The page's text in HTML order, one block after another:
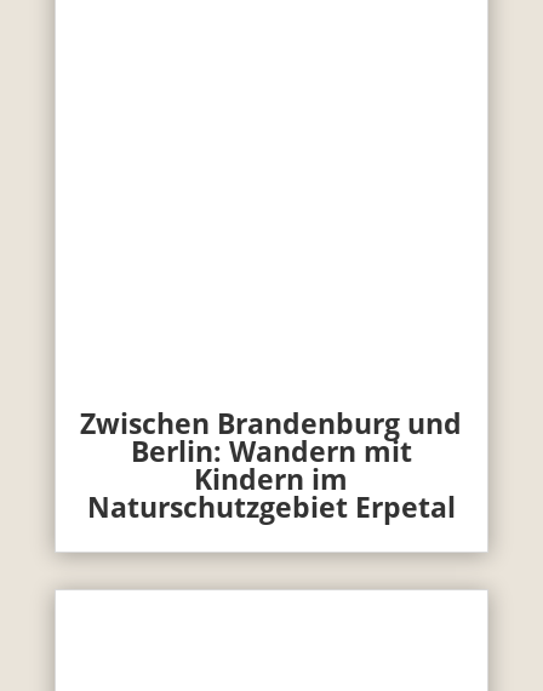
Zwischen Brandenburg und
Berlin: Wandern mit
Kindern im
Naturschutzgebiet Erpetal